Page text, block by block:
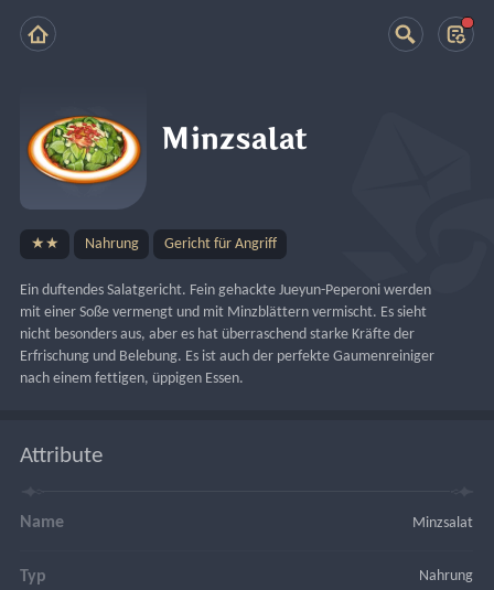
Minzsalat
★★ Nahrung Gericht für Angriff
Ein duftendes Salatgericht. Fein gehackte Jueyun-Peperoni werden
mit einer Soße vermengt und mit Minzblättern vermischt. Es sieht
nicht besonders aus, aber es hat überraschend starke Kräfte der
Erfrischung und Belebung. Es ist auch der perfekte Gaumenreiniger
nach einem fettigen, üppigen Essen.
Attribute
Name Minzsalat
Typ Nahrung